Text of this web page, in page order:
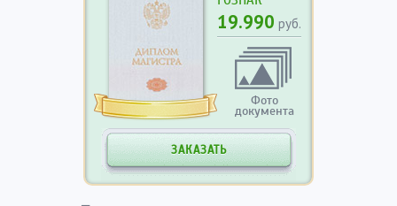
19.990 руб.
Фото
документа
ЗАКАЗАТЬ